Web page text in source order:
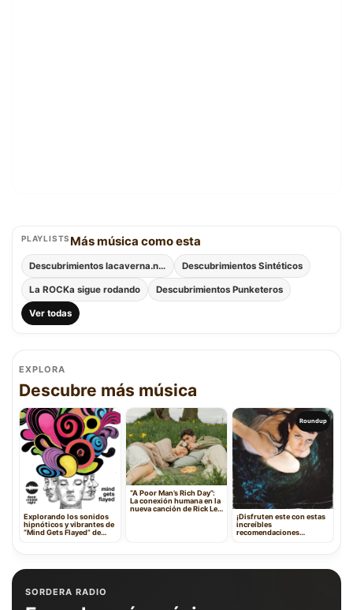
PLAYLISTS Más música como esta
Descubrimientos lacaverna.net Descubrimientos Sintéticos
La ROCKa sigue rodando Descubrimientos Punketeros
Ver todas
EXPLORA
Descubre más música
Explorando los sonidos
hipnóticos y vibrantes de
“Mind Gets Flayed” de
“A Poor Man’s Rich Day”:
La conexión humana en la
nueva canción de Rick Lee
Roundup
¡Disfruten este con estas
increíbles
recomendaciones
SORDERA RADIO